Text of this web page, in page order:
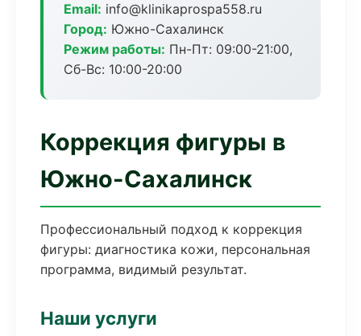
Email: info@klinikaprospa558.ru
Город: Южно-Сахалинск
Режим работы: Пн-Пт: 09:00-21:00,
Сб-Вс: 10:00-20:00
Коррекция фигуры в
Южно-Сахалинск
Профессиональный подход к коррекция
фигуры: диагностика кожи, персональная
программа, видимый результат.
Наши услуги